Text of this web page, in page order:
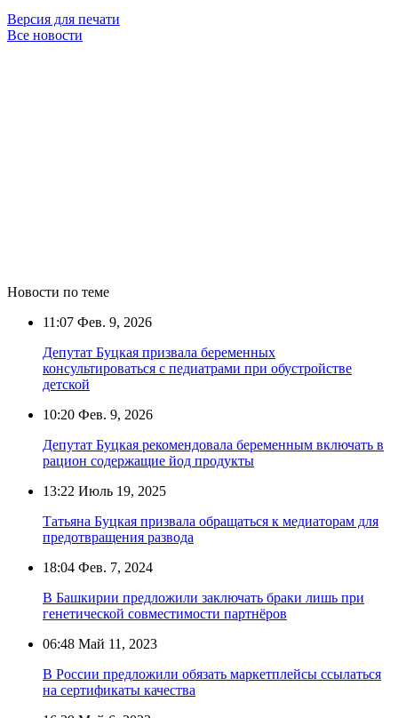
Версия для печати
Все новости
Новости по теме
11:07 Фев. 9, 2026
Депутат Буцкая призвала беременных
консультироваться с педиатрами при обустройстве
детской
10:20 Фев. 9, 2026
Депутат Буцкая рекомендовала беременным включать в
рацион содержащие йод продукты
13:22 Июль 19, 2025
Татьяна Буцкая призвала обращаться к медиаторам для
предотвращения развода
18:04 Фев. 7, 2024
В Башкирии предложили заключать браки лишь при
генетической совместимости партнёров
06:48 Май 11, 2023
В России предложили обязать маркетплейсы ссылаться
на сертификаты качества